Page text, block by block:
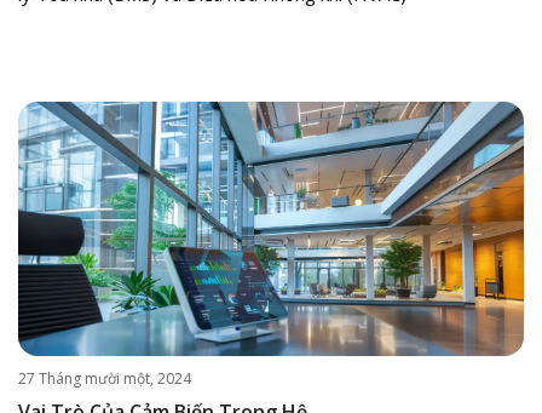
27 Tháng mười một, 2024